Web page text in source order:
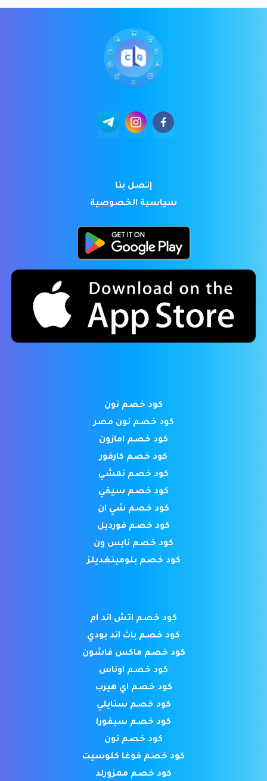
إتصل بنا
سياسية الخصوصية
كود خصم نون
كود خصم نون مصر
كود خصم امازون
كود خصم كارفور
كود خصم نمشي
كود خصم سيفي
كود خصم شي ان
كود خصم فورديل
كود خصم نايس ون
كود خصم بلومينغديلز
كود خصم اتش اند ام
كود خصم باث اند بودي
كود خصم ماكس فاشون
كود خصم اوناس
كود خصم اي هيرب
كود خصم ستايلي
كود خصم سيفورا
كود خصم نون
كود خصم فوغا كلوسيت
كود خصم ممزورلد